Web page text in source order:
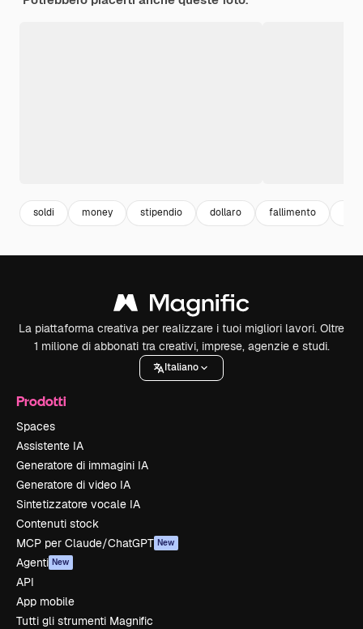
soldi money stipendio dollaro fallimento
La piattaforma creativa per realizzare i tuoi migliori lavori. Oltre
1 milione di abbonati tra creativi, imprese, agenzie e studi.
Italiano
Prodotti
Spaces
Assistente IA
Generatore di immagini IA
Generatore di video IA
Sintetizzatore vocale IA
Contenuti stock
MCP per Claude/ChatGPT New
Agenti New
API
App mobile
Tutti gli strumenti Magnific